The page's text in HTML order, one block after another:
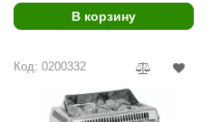
В корзину
Код: 0200332